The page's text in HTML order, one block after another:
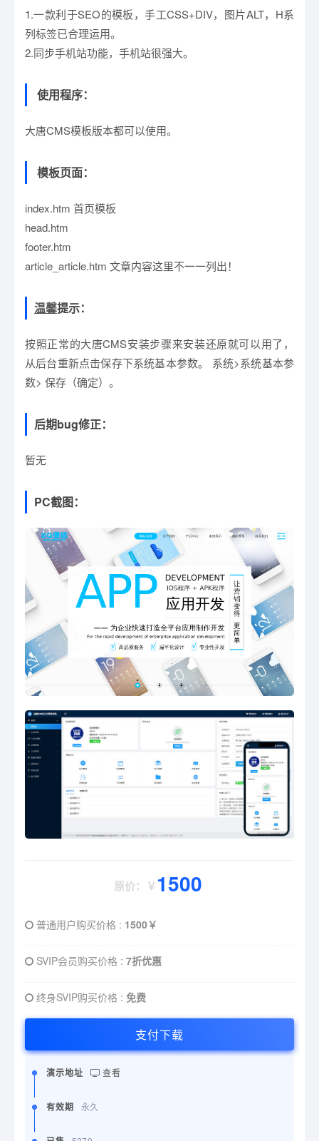
1.一款利于SEO的模板，手工CSS+DIV，图片ALT，H系
列标签已合理运用。
2.同步手机站功能，手机站很强大。
使用程序：
大唐CMS模板版本都可以使用。
模板页面：
index.htm 首页模板
head.htm
footer.htm
article_article.htm 文章内容这里不一一列出！
温馨提示：
按照正常的大唐CMS安装步骤来安装还原就可以用了，
从后台重新点击保存下系统基本参数。 系统>系统基本参
数> 保存（确定）。
后期bug修正：
暂无
PC截图：
原价：￥1500
普通用户购买价格 : 1500￥
SVIP会员购买价格 : 7折优惠
终身SVIP购买价格 : 免费
支付下载
演示地址 查看
有效期 永久